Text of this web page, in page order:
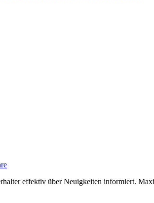
effektiv über Neuigkeiten informiert.